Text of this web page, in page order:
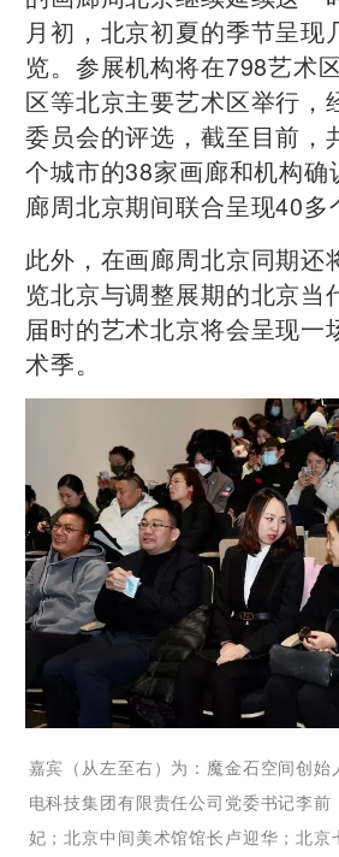
月初，北京初夏的季节呈现
览。参展机构将在798艺术
区等北京主要艺术区举行，
委员会的评选，截至目前，
个城市的38家画廊和机构确
廊周北京期间联合呈现40多
此外，在画廊周北京同期还
览北京与调整展期的北京当
届时的艺术北京将会呈现一
术季。
嘉宾（从左至右）为：魔金石空间创始
电科技集团有限责任公司党委书记李前
妃；北京中间美术馆馆长卢迎华；北京